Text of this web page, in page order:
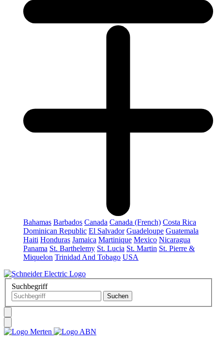
Bahamas Barbados Canada Canada (French) Costa Rica
Dominican Republic El Salvador Guadeloupe Guatemala
Haiti Honduras Jamaica Martinique Mexico Nicaragua
Panama St. Barthelemy St. Lucia St. Martin St. Pierre &
Miquelon Trinidad And Tobago USA
Suchbegriff